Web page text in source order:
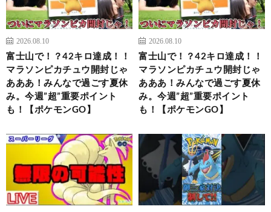
2026.08.10
富士山で！？42キロ達成！！
マラソンピカチュウ開封じゃ
あああ！みんなで過ごす夏休
み。今週”超”重要ポイント
も！【ポケモンGO】
2026.08.10
富士山で！？42キロ達成！！
マラソンピカチュウ開封じゃ
あああ！みんなで過ごす夏休
み。今週”超”重要ポイント
も！【ポケモンGO】